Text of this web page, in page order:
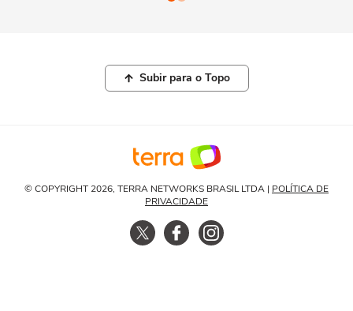
Subir para o Topo
© COPYRIGHT 2026, TERRA NETWORKS BRASIL LTDA | POLÍTICA DE
PRIVACIDADE